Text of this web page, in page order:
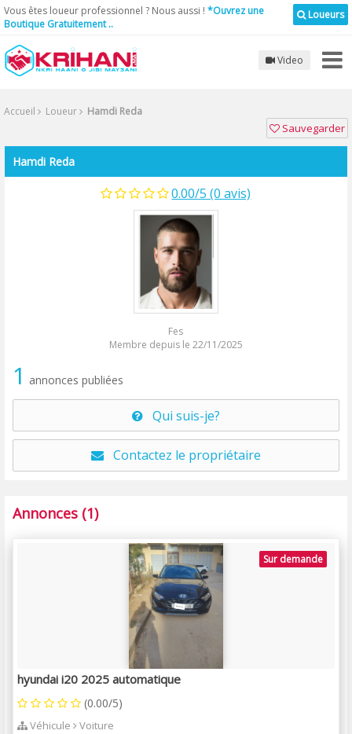
Loueurs
Vous êtes loueur professionnel ? Nous aussi ! *Ouvrez une
Boutique Gratuitement ..
Video
Accueil Loueur Hamdi Reda
Sauvegarder
Hamdi Reda
0.00/5 (0 avis)
Fes
Membre depuis le 22/11/2025
1 annonces publiées
Qui suis-je?
Contactez le propriétaire
Annonces (1)
Sur demande
hyundai i20 2025 automatique
(0.00/5)
Véhicule Voiture